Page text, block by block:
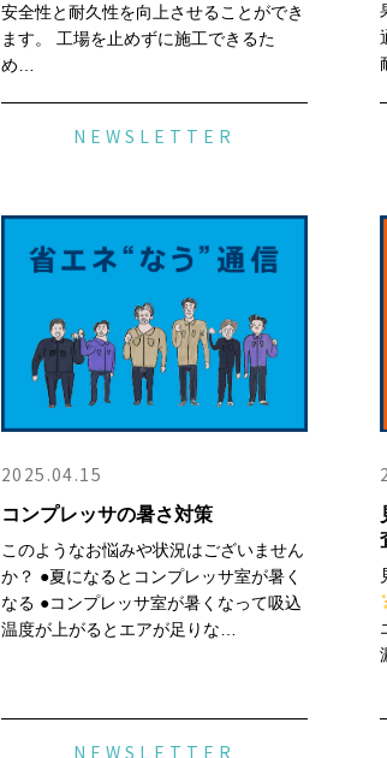
安全性と耐久性を向上させることができ
ます。 工場を止めずに施工できるた
め…
NEWSLETTER
2025.04.15
コンプレッサの暑さ対策
このようなお悩みや状況はございません
か？ ●夏になるとコンプレッサ室が暑く
なる ●コンプレッサ室が暑くなって吸込
温度が上がるとエアが足りな…
NEWSLETTER